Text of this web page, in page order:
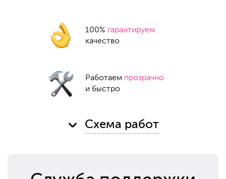
100% гарантируем
качество
Работаем прозрачно
и быстро
Схема работ